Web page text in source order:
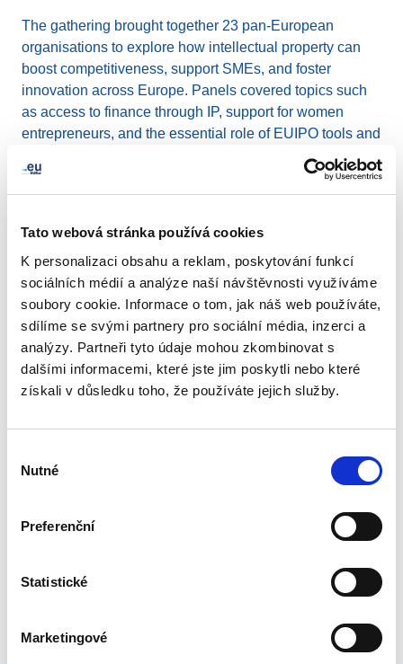
Tato webová stránka používá cookies
K personalizaci obsahu a reklam, poskytování funkcí
sociálních médií a analýze naší návštěvnosti využíváme
soubory cookie. Informace o tom, jak náš web používáte,
sdílíme se svými partnery pro sociální média, inzerci a
analýzy. Partneři tyto údaje mohou zkombinovat s
dalšími informacemi, které jste jim poskytli nebo které
získali v důsledku toho, že používáte jejich služby.
souhlasu
Nutné
Preferenční
Statistické
Marketingové
The gathering brought together 23 pan-European
organisations to explore how intellectual property can
boost competitiveness, support SMEs, and foster
innovation across Europe. Panels covered topics such
as access to finance through IP, support for women
entrepreneurs, and the essential role of EUIPO tools and
praised the EUIPO team’s swift response to unexpected
moment of unity and creativity. The event featured
inspiring speeches, practical insights on IP
commercialisation, and a shared commitment to a more
innovative and inclusive future.
The meeting concluded with agreement on the need for
stronger policy advocacy. Network members endorsed
Europe’s economic growth and innovation.